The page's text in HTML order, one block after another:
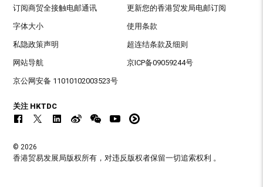
订阅商贸全接触电邮通讯 更新您的香港贸发局电邮订阅
字体大小 使用条款
私隐政策声明 超连结条款及细则
网站导航 京ICP备09059244号
京公网安备 11010102003523号
关注 HKTDC
© 2026
香港贸易发展局版权所有，对违反版权者保留一切追索权利 。